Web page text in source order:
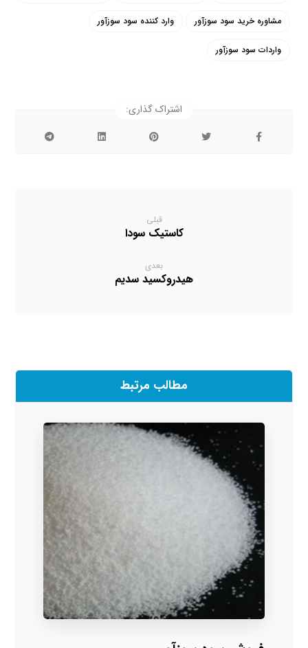
مشاوره خرید سود سوزآور وارد کننده سود سوزآور
واردات سود سوزآور
قبلی
کاستیک سودا
بعدی
هیدروکسید سدیم
مطالب مرتبط